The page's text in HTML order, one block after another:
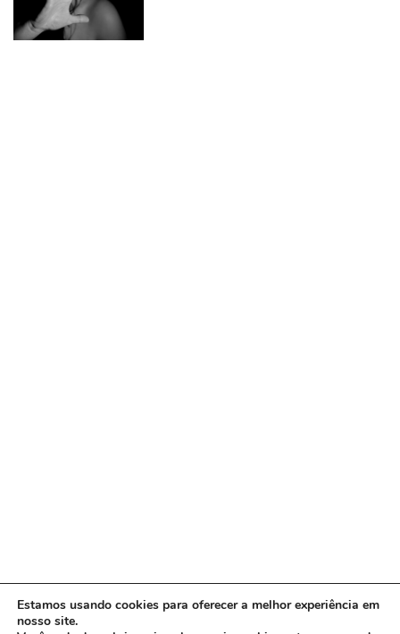
Estamos usando cookies para oferecer a melhor experiência em
nosso site.